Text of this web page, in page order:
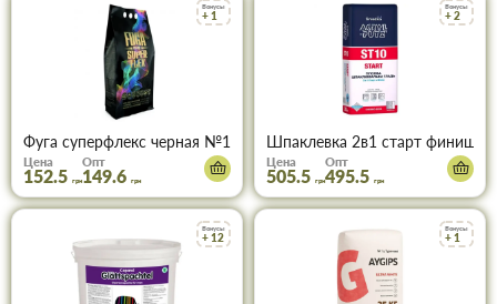
Бонусы
+ 1
Фуга суперфлекс черная №16 (2 кг)
Цена
152.5 грн
Опт
149.6 грн
Бонусы
+ 2
Шпаклевка 2в1 старт финиш
Цена
505.5 грн
Опт
495.5 грн
Бонусы
+ 12
Бонусы
+ 1